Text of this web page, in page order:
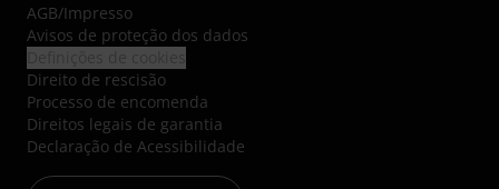
AGB/Impresso
Avisos de proteção dos dados
Direito de rescisão
Processo de encomenda
Direitos legais de garantia
Declaração de Acessibilidade